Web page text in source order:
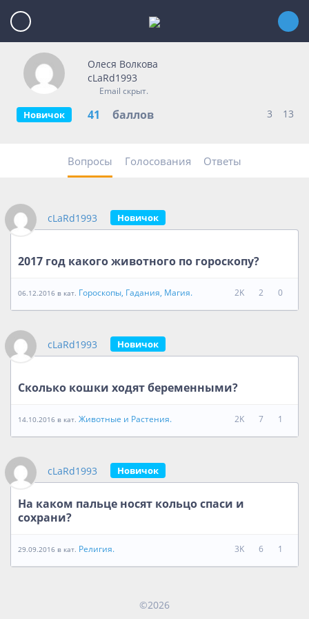
Олеся Волкова
cLaRd1993
Email скрыт.
Новичок 41 баллов 3 13
Вопросы Голосования Ответы
cLaRd1993 Новичок
2017 год какого животного по гороскопу?
06.12.2016 в кат. Гороскопы, Гадания, Магия. 2K 2 0
cLaRd1993 Новичок
Сколько кошки ходят беременными?
14.10.2016 в кат. Животные и Растения. 2K 7 1
cLaRd1993 Новичок
На каком пальце носят кольцо спаси и
сохрани?
29.09.2016 в кат. Религия. 3K 6 1
©2026